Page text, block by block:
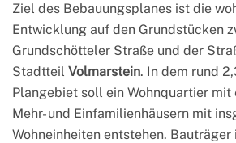
Ziel des Bebauungsplanes ist die
Entwicklung auf den Grundstücken
Grundschötteler Straße und der
Stadtteil Volmarstein. In dem rund
Plangebiet soll ein Wohnquartier mit
Mehr- und Einfamilienhäusern mit
Wohneinheiten entstehen. Bauträger